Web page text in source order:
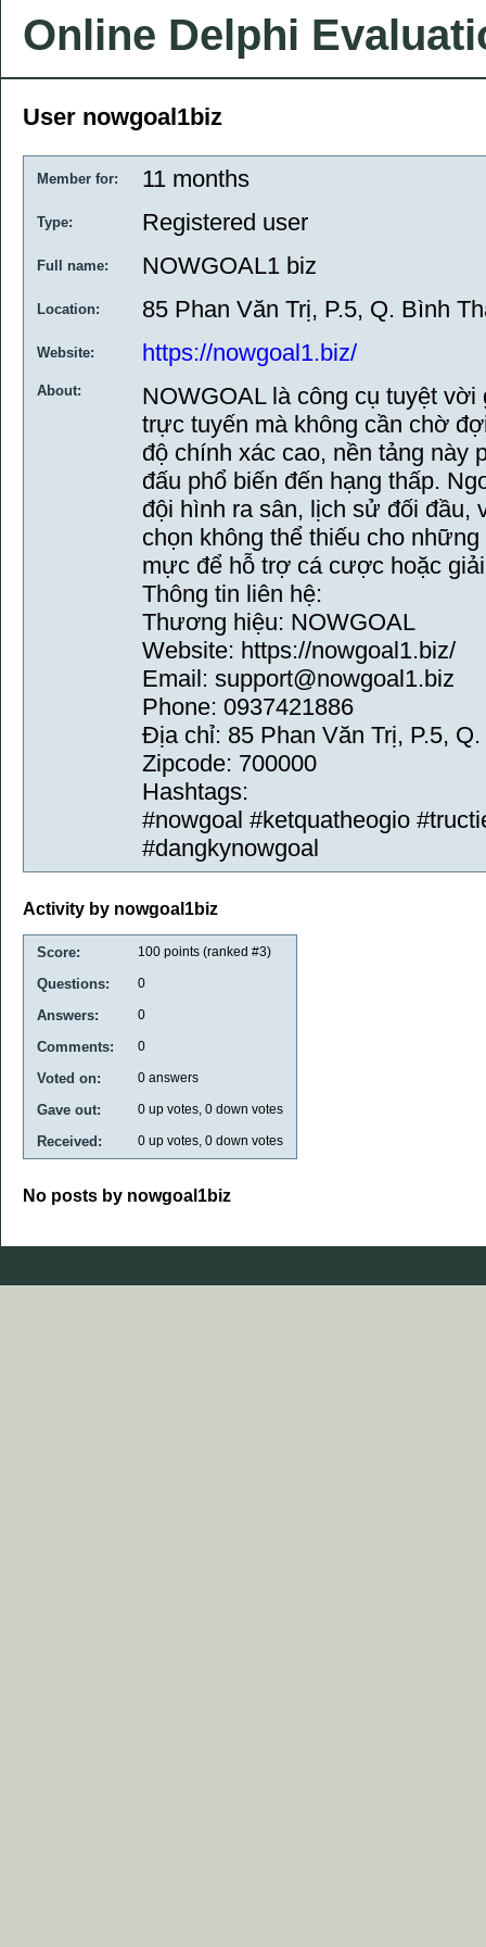
Online Delphi
User nowgoal1biz
Member for: 11 months
Type: Registered user
Full name: NOWGOAL1 biz
Location: 85 Phan Văn Trị, P.5, Q. Bình
Website: https://nowgoal1.biz/
About:
NOWGOAL là công cụ tuyệt
trực tuyến mà không cần chờ
độ chính xác cao, nền tảng này
đấu phổ biến đến hạng thấp.
đội hình ra sân, lịch sử đối đầu,
chọn không thể thiếu cho
mực để hỗ trợ cá cược hoặc
Thông tin liên hệ:
Thương hiệu: NOWGOAL
Website: https://nowgoal1.biz/
Email: support@nowgoal1.biz
Phone: 0937421886
Địa chỉ: 85 Phan Văn Trị, P.5,
Zipcode: 700000
Hashtags:
#nowgoal #ketquatheogio
#dangkynowgoal
Activity by nowgoal1biz
Score: 100 points (ranked #3)
Questions: 0
Answers: 0
Comments: 0
Voted on: 0 answers
Gave out: 0 up votes, 0 down votes
Received: 0 up votes, 0 down votes
No posts by nowgoal1biz